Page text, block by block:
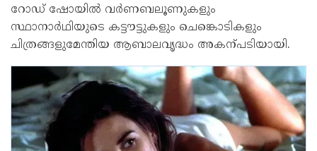
റോഡ്‌ ഷോയിൽ വർണബലൂണുകളും
സ്ഥാനാർഥിയുടെ കട്ട‍ൗട്ടുകളും ചെങ്കൊടികളും
ചിത്രങ്ങളുമേന്തിയ ആബാലവൃദ്ധം അകന്പടിയായി.